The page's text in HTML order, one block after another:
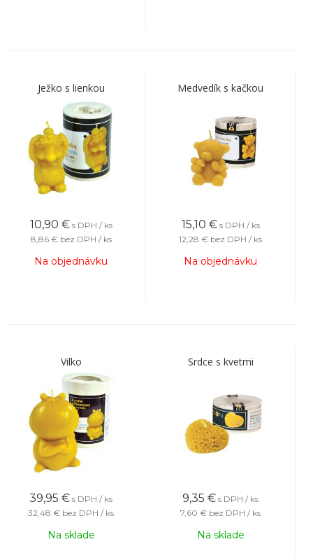
Ježko s lienkou
10,90 € s DPH / ks
8,86 € bez DPH / ks
Na objednávku
Medvedík s kačkou
15,10 € s DPH / ks
12,28 € bez DPH / ks
Na objednávku
Vilko
39,95 € s DPH / ks
32,48 € bez DPH / ks
Na sklade
Srdce s kvetmi
9,35 € s DPH / ks
7,60 € bez DPH / ks
Na sklade